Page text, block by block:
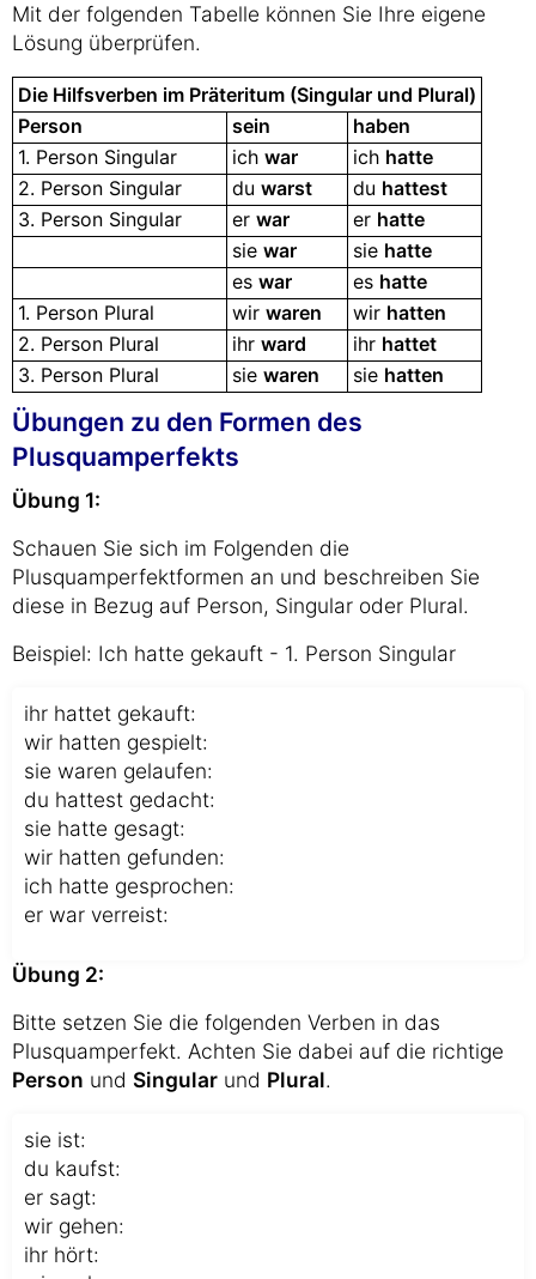
Mit der folgenden Tabelle können Sie Ihre eigene
Lösung überprüfen.
Die Hilfsverben im Präteritum (Singular und Plural)
Person
sein
haben
1. Person Singular
ich war ich hatte
2. Person Singular
du warst du hattest
3. Person Singular
er war er hatte
sie war sie hatte
es war es hatte
1. Person Plural
wir waren wir hatten
2. Person Plural
ihr ward ihr hattet
3. Person Plural
sie waren sie hatten
Übungen zu den Formen des
Plusquamperfekts
Übung 1:
Schauen Sie sich im Folgenden die
Plusquamperfektformen an und beschreiben Sie
diese in Bezug auf Person, Singular oder Plural.
Beispiel: Ich hatte gekauft - 1. Person Singular
ihr hattet gekauft:
wir hatten gespielt:
sie waren gelaufen:
du hattest gedacht:
sie hatte gesagt:
wir hatten gefunden:
ich hatte gesprochen:
er war verreist:
Übung 2:
Bitte setzen Sie die folgenden Verben in das
Plusquamperfekt. Achten Sie dabei auf die richtige
Person und Singular und Plural.
sie ist:
du kaufst:
er sagt:
wir gehen:
ihr hört: